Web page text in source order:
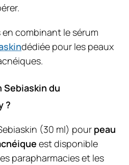
combinant le sérum
dédiée pour les peaux
Sebiaskin du
?
(30 ml) pour peau
est disponible
parapharmacies et les